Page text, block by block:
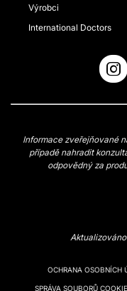
Výrobci
International Doctors
Informace zveřejňované
případě nahradit
odpovědný za
OCHRANA OSOBNÍCH
SPRÁVA SOUBORŮ COOKIE